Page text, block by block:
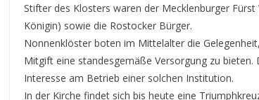
Stifter des Klosters waren der Mecklenburger
Königin) sowie die Rostocker Bürger.
Nonnenklöster boten im Mittelalter die
Mitgift eine standesgemäße Versorgung zu
Interesse am Betrieb einer solchen Institution.
In der Kirche findet sich bis heute eine